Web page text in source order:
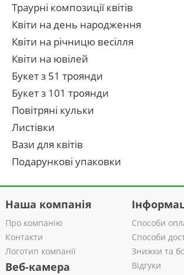
Траурні композиції квітів
Квіти на день народження
Квіти на річницю весілля
Квіти на ювілей
Букет з 51 троянди
Букет з 101 троянди
Повітряні кульки
Листівки
Вази для квітів
Подарункові упаковки
Наша компанія
Про компанію
Контакти
Логотип компанії
Веб-камера
Способи
Способи
Знижки та
Відгуки